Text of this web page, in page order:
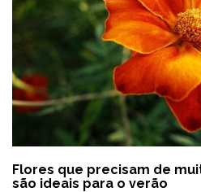
Flores que precisam de
são ideais para o verão